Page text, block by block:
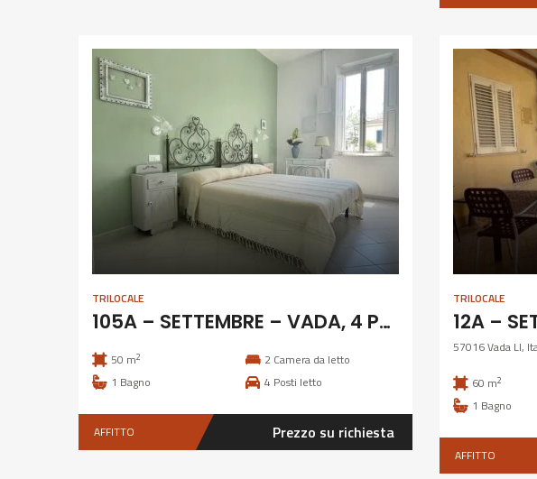
TRILOCALE
105A – SETTEMBRE – VADA, 4 POSTI CLIMATIZZATO
50 m2 2 Camera da letto
1 Bagno 4 Posti letto
AFFITTO Prezzo su richiesta
TRILOCALE
57016 Vada LI,
60 m2
1 Bagno
AFFITTO